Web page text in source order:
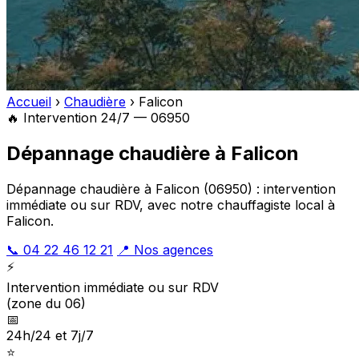
Accueil › Chaudière › Falicon
🔥 Intervention 24/7 — 06950
Dépannage chaudière à Falicon
Dépannage chaudière à Falicon (06950) : intervention
immédiate ou sur RDV, avec notre chauffagiste local à
Falicon.
📞 04 22 46 12 21 📍 Nos agences
⚡
Intervention immédiate ou sur RDV
(zone du 06)
📅
24h/24 et 7j/7
⭐